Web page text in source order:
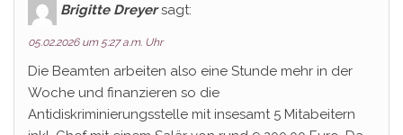
Brigitte Dreyer sagt:
05.02.2026 um 5:27 a.m. Uhr
Die Beamten arbeiten also eine Stunde mehr in der
Woche und finanzieren so die
Antidiskriminierungsstelle mit insesamt 5 Mitabeitern